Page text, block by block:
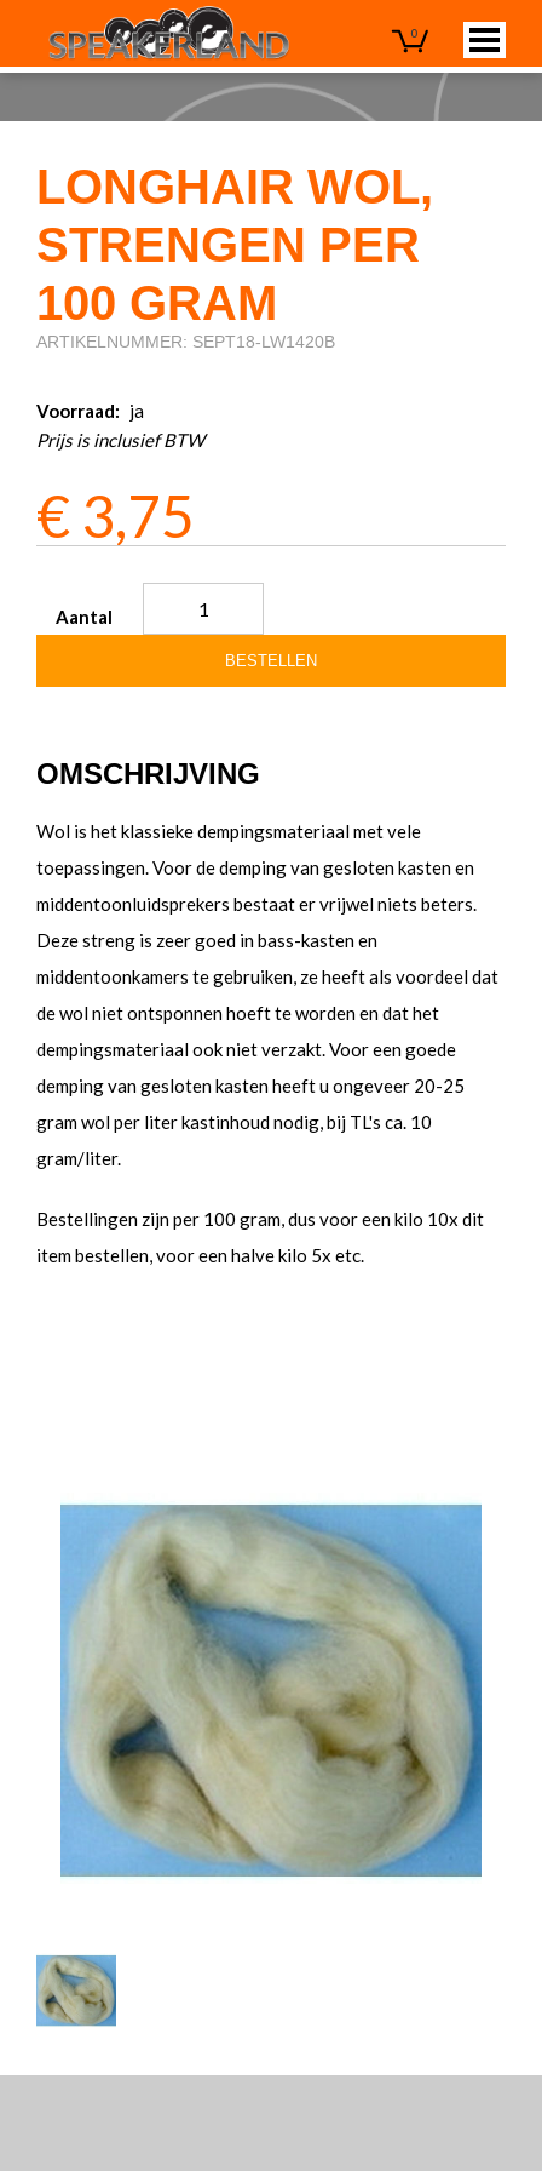
0
LONGHAIR WOL,
STRENGEN PER
100 GRAM
ARTIKELNUMMER: SEPT18-LW1420B
Voorraad: ja
Prijs is inclusief BTW
€ 3,75
Aantal
BESTELLEN
OMSCHRIJVING
Wol is het klassieke dempingsmateriaal met vele
toepassingen. Voor de demping van gesloten kasten en
middentoonluidsprekers bestaat er vrijwel niets beters.
Deze streng is zeer goed in bass-kasten en
middentoonkamers te gebruiken, ze heeft als voordeel dat
de wol niet ontsponnen hoeft te worden en dat het
dempingsmateriaal ook niet verzakt. Voor een goede
demping van gesloten kasten heeft u ongeveer 20-25
gram wol per liter kastinhoud nodig, bij TL's ca. 10
gram/liter.
Bestellingen zijn per 100 gram, dus voor een kilo 10x dit
item bestellen, voor een halve kilo 5x etc.